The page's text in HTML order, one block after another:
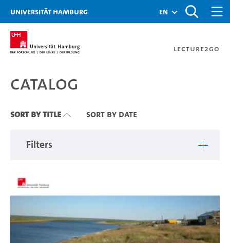
Zu den Filtern
Zur Metanavigation
Zur Hauptnavigation
Zur Suche
Zum Inhalt
Zum Seitenfuss
Universität Hamburg en
Lecture2Go
Catalog
Catalog
Sort By Title Sort By Date
Filters